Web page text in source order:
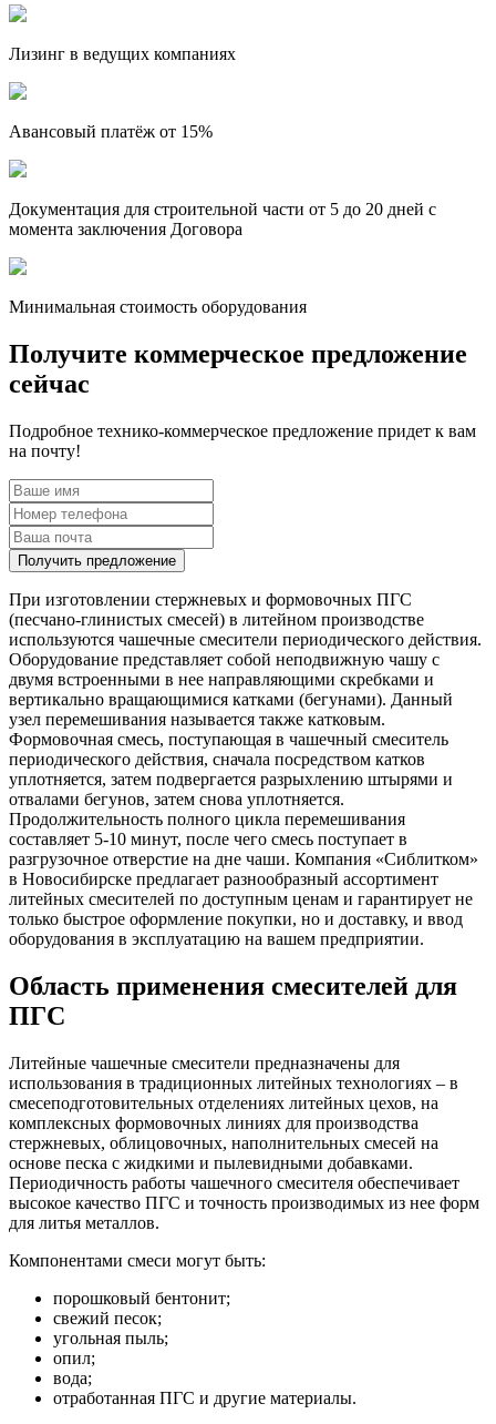
Лизинг в ведущих компаниях
Авансовый платёж от 15%
Документация для строительной части от 5 до 20 дней с
момента заключения Договора
Минимальная стоимость оборудования
Получите коммерческое предложение
сейчас
Подробное технико-коммерческое предложение придет к вам
на почту!
Получить предложение
При изготовлении стержневых и формовочных ПГС
(песчано-глинистых смесей) в литейном производстве
используются чашечные смесители периодического действия.
Оборудование представляет собой неподвижную чашу с
двумя встроенными в нее направляющими скребками и
вертикально вращающимися катками (бегунами). Данный
узел перемешивания называется также катковым.
Формовочная смесь, поступающая в чашечный смеситель
периодического действия, сначала посредством катков
уплотняется, затем подвергается разрыхлению штырями и
отвалами бегунов, затем снова уплотняется.
Продолжительность полного цикла перемешивания
составляет 5-10 минут, после чего смесь поступает в
разгрузочное отверстие на дне чаши. Компания «Сиблитком»
в Новосибирске предлагает разнообразный ассортимент
литейных смесителей по доступным ценам и гарантирует не
только быстрое оформление покупки, но и доставку, и ввод
оборудования в эксплуатацию на вашем предприятии.
Область применения смесителей для
ПГС
Литейные чашечные смесители предназначены для
использования в традиционных литейных технологиях – в
смесеподготовительных отделениях литейных цехов, на
комплексных формовочных линиях для производства
стержневых, облицовочных, наполнительных смесей на
основе песка с жидкими и пылевидными добавками.
Периодичность работы чашечного смесителя обеспечивает
высокое качество ПГС и точность производимых из нее форм
для литья металлов.
Компонентами смеси могут быть:
порошковый бентонит;
свежий песок;
угольная пыль;
опил;
вода;
отработанная ПГС и другие материалы.